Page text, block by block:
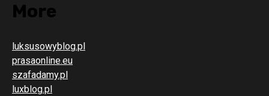
More
luksusowyblog.pl
prasaonline.eu
szafadamy.pl
luxblog.pl